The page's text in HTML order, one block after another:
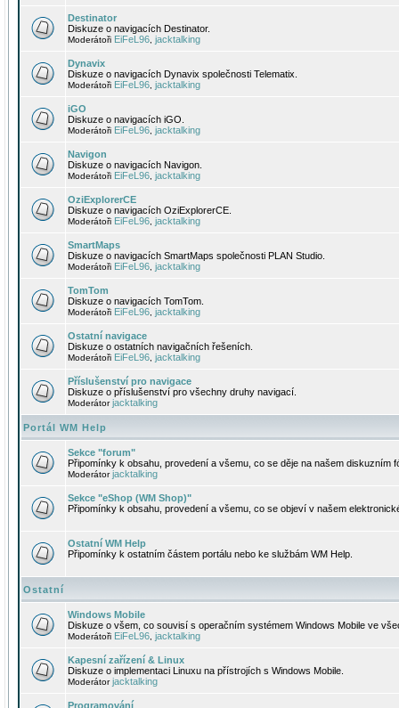
Destinator
Diskuze o navigacích Destinator.
Moderátoři EiFeL96 jacktalking
Dynavix
Diskuze o navigacích Dynavix společnosti Telematix.
Moderátoři EiFeL96 jacktalking
iGO
Diskuze o navigacích iGO.
Moderátoři EiFeL96 jacktalking
Navigon
Diskuze o navigacích Navigon.
Moderátoři EiFeL96 jacktalking
OziExplorerCE
Diskuze o navigacích OziExplorerCE.
Moderátoři EiFeL96 jacktalking
SmartMaps
Diskuze o navigacích SmartMaps společnosti PLAN Studio.
Moderátoři EiFeL96 jacktalking
TomTom
Diskuze o navigacích TomTom.
Moderátoři EiFeL96 jacktalking
Ostatní navigace
Diskuze o ostatních navigačních řešeních.
Moderátoři EiFeL96 jacktalking
Příslušenství pro navigace
Diskuze o příslušenství pro všechny druhy navigací.
Moderátorjacktalking
Portál WM Help
Sekce "forum"
Připomínky k obsahu, provedení a všemu, co se děje na našem diskuzním
Moderátorjacktalking
Sekce "eShop (WM Shop)"
Připomínky k obsahu, provedení a všemu, co se objeví v našem
Ostatní WM Help
Připomínky k ostatním částem portálu nebo ke službám WM Help.
Ostatní
Windows Mobile
Diskuze o všem, co souvisí s operačním systémem Windows Mobile ve
Moderátoři EiFeL96 jacktalking
Kapesní zařízení & Linux
Diskuze o implementaci Linuxu na přístrojích s Windows Mobile.
Moderátorjacktalking
Programování